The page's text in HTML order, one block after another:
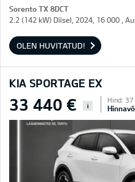
Sorento TX 8DCT
2.2 (142 kW) Diisel, 2024, 16 000 ,
OLEN HUVITATUD!
KIA SPORTAGE EX
33 440 € i
Hind: